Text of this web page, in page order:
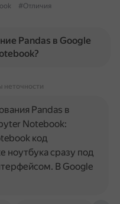
#Отличия
Pandas в Google
неточности
Pandas в
Notebook:
код
ноутбука сразу под
В Google